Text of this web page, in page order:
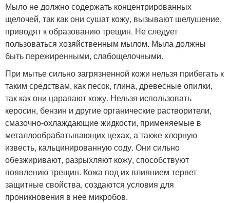
Мыло не должно содержать концентрированных
щелочей, так как они сушат кожу, вызывают шелушение,
приводят к образованию трещин. Не следует
пользоваться хозяйственным мылом. Мыла должны
быть пережиренными, слабощелочными.
При мытье сильно загрязненной кожи нельзя прибегать к
таким средствам, как песок, глина, древесные опилки,
так как они царапают кожу. Нельзя использовать
керосин, бензин и другие органические растворители,
смазочно-охлаждающие жидкости, применяемые в
металлообрабатывающих цехах, а также хлорную
известь, кальцинированную соду. Они сильно
обезжиривают, разрыхляют кожу, способствуют
появлению трещин. Кожа под их влиянием теряет
защитные свойства, создаются условия для
проникновения в нее микробов.